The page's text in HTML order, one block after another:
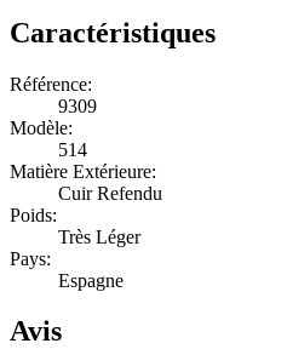
Caractéristiques
Référence:
9309
Modèle:
514
Matière Extérieure:
Cuir Refendu
Poids:
Très Léger
Pays:
Espagne
Avis